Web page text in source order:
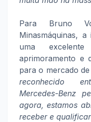
Para Bruno
Minasmáquinas,
uma
aprimoramento e
para o mercado
reconhecido
Mercedes-Benz
agora, estamos
receber e